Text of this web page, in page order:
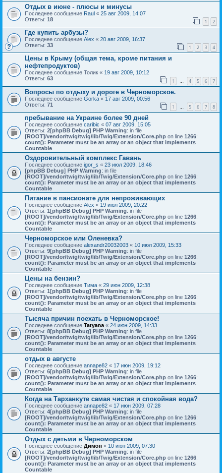
Отдых в июне - плюсы и минусы
Последнее сообщение Raul « 25 авг 2009, 14:07
Ответы: 18 1 2
Где купить арбузы?
Последнее сообщение Alex « 20 авг 2009, 16:37
Ответы: 33 1 2 3 4
Цены в Крыму (общая тема, кроме питания и
нефтепродуктов)
Последнее сообщение Толик « 19 авг 2009, 10:12
Ответы: 63 1 4 5 6 7
Вопросы по отдыху и дороге в Черноморское.
Последнее сообщение Gorka « 17 авг 2009, 00:56
Ответы: 71 1 5 6 7 8
пребывание на Украине более 90 дней
Последнее сообщение caribic « 07 авг 2009, 15:05
Ответы: 2[phpBB Debug] PHP Warning: in file
[ROOT]/vendor/twig/twig/lib/Twig/Extension/Core.php on line 1266:
count(): Parameter must be an array or an object that implements
Countable
Оздоровительный комплекс Гавань
Последнее сообщение igor_s « 23 июл 2009, 18:46
[phpBB Debug] PHP Warning: in file
[ROOT]/vendor/twig/twig/lib/Twig/Extension/Core.php on line 1266:
count(): Parameter must be an array or an object that implements
Countable
Питание в пансионате для непроживающих
Последнее сообщение Alex « 19 июл 2009, 20:22
Ответы: 1[phpBB Debug] PHP Warning: in file
[ROOT]/vendor/twig/twig/lib/Twig/Extension/Core.php on line 1266:
count(): Parameter must be an array or an object that implements
Countable
Черноморское или Оленевка?
Последнее сообщение alexandr20032003 « 10 июл 2009, 15:33
Ответы: 9[phpBB Debug] PHP Warning: in file
[ROOT]/vendor/twig/twig/lib/Twig/Extension/Core.php on line 1266:
count(): Parameter must be an array or an object that implements
Countable
Цены на бензин?
Последнее сообщение Тима « 29 июн 2009, 12:38
Ответы: 1[phpBB Debug] PHP Warning: in file
[ROOT]/vendor/twig/twig/lib/Twig/Extension/Core.php on line 1266:
count(): Parameter must be an array or an object that implements
Countable
Тысяча причин поехать в Черноморское!
Последнее сообщение Tatyana « 24 июн 2009, 14:33
Ответы: 8[phpBB Debug] PHP Warning: in file
[ROOT]/vendor/twig/twig/lib/Twig/Extension/Core.php on line 1266:
count(): Parameter must be an array or an object that implements
Countable
отдых в августе
Последнее сообщение annape82 « 17 июн 2009, 19:12
Ответы: 6[phpBB Debug] PHP Warning: in file
[ROOT]/vendor/twig/twig/lib/Twig/Extension/Core.php on line 1266:
count(): Parameter must be an array or an object that implements
Countable
Когда на Тарханкуте самая чистая и спокойная вода?
Последнее сообщение annape82 « 17 июн 2009, 07:28
Ответы: 4[phpBB Debug] PHP Warning: in file
[ROOT]/vendor/twig/twig/lib/Twig/Extension/Core.php on line 1266:
count(): Parameter must be an array or an object that implements
Countable
Отдых с детьми в Черноморском
Последнее сообщение Димон « 10 июн 2009, 07:30
Ответы: 2[phpBB Debug] PHP Warning: in file
[ROOT]/vendor/twig/twig/lib/Twig/Extension/Core.php on line 1266:
count(): Parameter must be an array or an object that implements
Countable